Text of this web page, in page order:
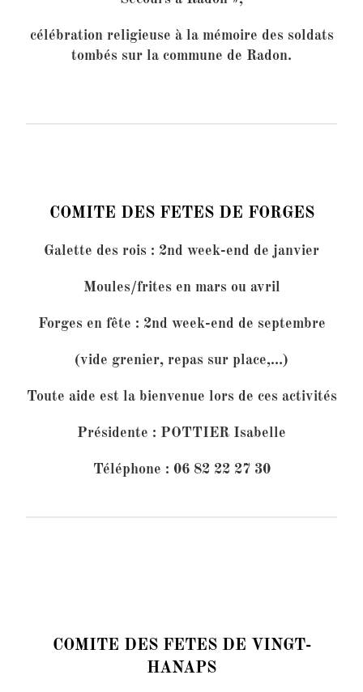
célébration religieuse à la mémoire des soldats
tombés sur la commune de Radon.
COMITE DES FETES DE FORGES
Galette des rois : 2nd week-end de janvier
Moules/frites en mars ou avril
Forges en fête : 2nd week-end de septembre
(vide grenier, repas sur place,…)
Toute aide est la bienvenue lors de ces activités
Présidente : POTTIER Isabelle
Téléphone : 06 82 22 27 30
COMITE DES FETES DE VINGT-
HANAPS